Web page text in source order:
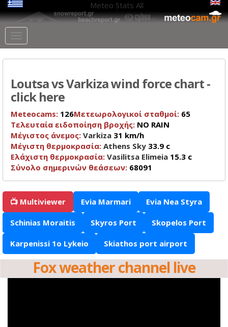
Meteo Stats All
Loutsa vs Varkiza wind force chart -
click here
Meteocams: 126Μετεωρολογικοί σταθμοί: 65
Τελευταία ειδοποίηση βροχής: NO RAIN
Μέγιστος άνεμος: Varkiza 31 km/h
Μέγιστη θερμοκρασία: Athens Sky 33.9 c
Ελάχιστη θερμοκρασία: Vasilitsa Elimeia 15.3 c
Σύνολο σημερινών θεάσεων: 68091
📺 Multiviewer Evia Marmari Evia Nea Styra
Schinias Moraitis Skyros Port Skopelos Port
Karpenissi 1o Lykeio Skiathos port airport
Fox weather channel live